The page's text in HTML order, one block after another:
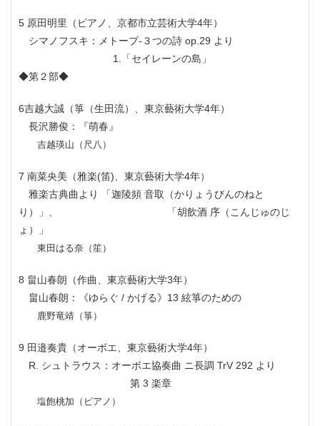
5 原田明里（ピアノ、京都市立芸術大学4年）
シマノフスキ：メトープ-３つの詩 op.29 より
1.「セイレーンの島」
◆第２部◆
6吉越大誠（箏（生田流）、東京藝術大学4年）
長沢勝俊：『萌春』
吉越瑛山（尺八）
7 南菜央美（雅楽(笛)、東京藝術大学4年）
雅楽古典曲より 「迦陵頻 音取（かりょうびんのねと
り）」、 「胡飲酒 序（こんじゅのじ
ょ）」
東田はる奈（笙）
8 畠山春朗（作曲、東京藝術大学3年）
畠山春朗：《ゆらぐ / かげる》13 絃箏のための
鹿野竜靖（箏）
9 田邉奏貴（オーボエ、東京藝術大学4年）
R. シュトラウス：オーボエ協奏曲 ニ長調 TrV 292 より
第 3 楽章
塩飽桃加（ピアノ）